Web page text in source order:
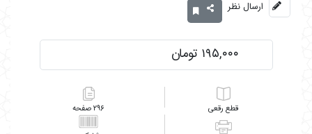
ارسال نظر
۱۹۵,۰۰۰ تومان
رقعی ۲۹۶